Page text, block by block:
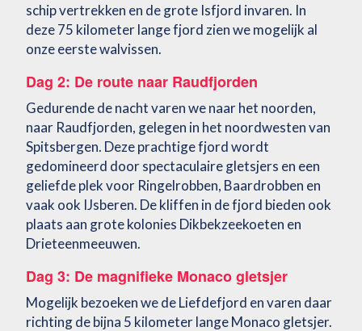
schip vertrekken en de grote Isfjord invaren. In
deze 75 kilometer lange fjord zien we mogelijk al
onze eerste walvissen.
Dag 2: De route naar Raudfjorden
Gedurende de nacht varen we naar het noorden,
naar Raudfjorden, gelegen in het noordwesten van
Spitsbergen. Deze prachtige fjord wordt
gedomineerd door spectaculaire gletsjers en een
geliefde plek voor Ringelrobben, Baardrobben en
vaak ook IJsberen. De kliffen in de fjord bieden ook
plaats aan grote kolonies Dikbekzeekoeten en
Drieteenmeeuwen.
Dag 3: De magnifieke Monaco gletsjer
Mogelijk bezoeken we de Liefdefjord en varen daar
richting de bijna 5 kilometer lange Monaco gletsjer.